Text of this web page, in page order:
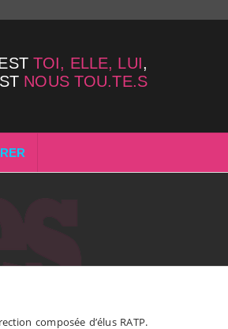
TOI, ELLE, LUI,
NOUS TOU.TE.S
composée d’élus RATP.